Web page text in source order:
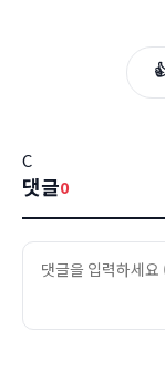
C
댓글0